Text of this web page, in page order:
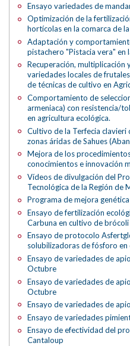
Ensayo variedades de
Optimización de la
hortícolas en la comarca de
Adaptación y
pistachero "Pistacia vera" en
Recuperación, multiplicación
variedades locales de
de técnicas de cultivo en
Comportamiento de
armeniaca) con resistencia/
en agricultura ecológica.
Cultivo de la Terfecia
zonas áridas de Sahues
Mejora de los
conocimientos e innovación
Vídeos de divulgación del
Tecnológica de la Región de
Programa de mejora
Ensayo de fertilización
Carbuna en cultivo de brócoli
Ensayo de protocolo
solubilizadoras de fósforo
Ensayo de variedades de
Octubre
Ensayo de variedades de
Octubre
Ensayo de variedades de
Ensayo de variedades
Ensayo de efectividad del
Cantaloup